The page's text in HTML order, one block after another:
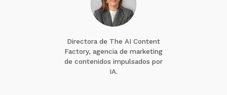
Directora de The AI Content
Factory, agencia de marketing
de contenidos impulsados por
IA.